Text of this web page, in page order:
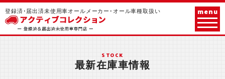
登録済･届出済未使用車オールメーカー･オール車種取扱い menu
STOCK
最新在庫車情報